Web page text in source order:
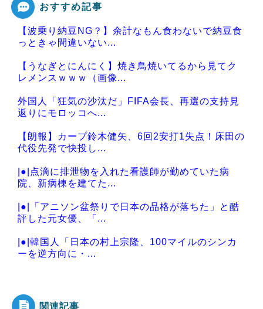
Powered by livedoor 相互RSS
おすすめ記事
【波乗り納豆NG？】余計なもん食わないで納豆食
っときゃ間違いない...
【うなぎとにんにく】焼き鳥焼いてるから見てク
レメンスｗｗｗ（画像...
外国人「狂気の沙汰だ」FIFA会長、再選の支持見
返りにモロッコへ...
【朗報】カープ鈴木健矢、6回2安打1失点！床田の
代役先発で快投し...
|●|点滴に排泄物を入れた看護師が勤めていた病
院、新病棟を建てた...
|●|「アニソン盆祭りで日本の品格が落ちた」と酷
評した元女優、「...
|●|韓国人「日本の村上宗隆、100マイルのシンカ
ーを逆方向に・...
関連記事